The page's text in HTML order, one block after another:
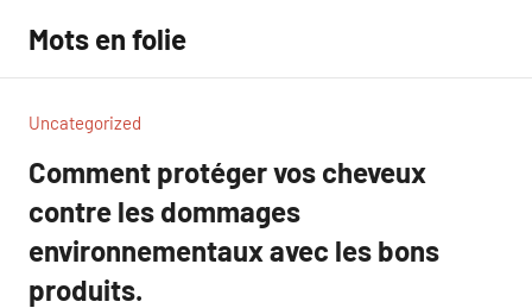
contenu
Mots en folie
Uncategorized
Comment protéger vos cheveux
contre les dommages
environnementaux avec les bons
produits.